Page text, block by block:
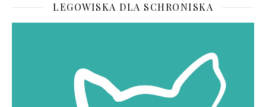
LEGOWISKA DLA SCHRONISKA